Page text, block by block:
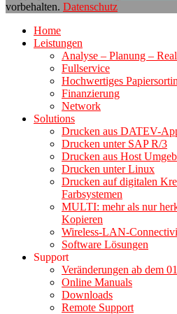
vorbehalten. Datenschutz
oben
scrollen
Home
Leistungen
Analyse – Planung –
Fullservice
Hochwertiges
Finanzierung
Network
Solutions
Drucken aus DATEV-
Drucken unter SAP R/3
Drucken aus Host
Drucken unter Linux
Drucken auf digitalen
Farbsystemen
MULTI: mehr als nur
Kopieren
Wireless-LAN-
Software Lösungen
Support
Veränderungen ab dem
Online Manuals
Downloads
Remote Support